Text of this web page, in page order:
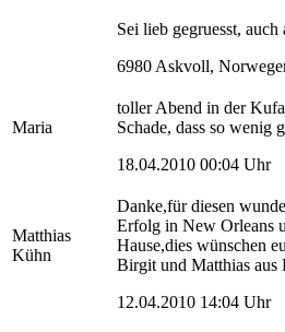
Sei lieb gegruesst,
6980 Askvoll,
Maria
toller Abend in der
Schade, dass so wenig
18.04.2010 00:04 Uhr
Matthias
Kühn
Danke,für diesen
Erfolg in New Orleans
Hause,dies wünschen
Birgit und Matthias aus
12.04.2010 14:04 Uhr